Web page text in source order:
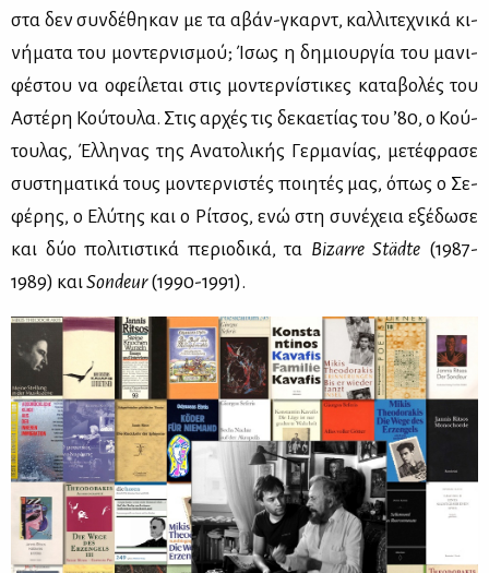
στα δεν συν­δέ­θη­καν με τα αβάν-γκαρντ, καλ­λι­τε­χνι­κά κι­
νή­μα­τα του μο­ντερ­νι­σμού; Ίσως η δη­μιουρ­γία του μα­νι­
φέ­στου να οφεί­λε­ται στις μο­ντερ­νί­στι­κες κα­τα­βο­λές του
Αστέ­ρη Κού­του­λα. Στις αρ­χές τις δε­κα­ε­τί­ας του ’80, ο Κού­
του­λας, Έλ­λη­νας της Ανα­το­λι­κής Γερ­μα­νί­ας, με­τέ­φρα­σε
συ­στη­μα­τι­κά τους μο­ντερ­νι­στές ποι­η­τές μας, όπως ο Σε­
φέ­ρης, ο Ελύ­της και ο Ρί­τσος, ενώ στη συ­νέ­χεια εξέ­δω­σε
και δύο πο­λι­τι­στι­κά πε­ριο­δι­κά, τα Bizarre Städte (1987-
1989) καιSondeur(1990-1991).